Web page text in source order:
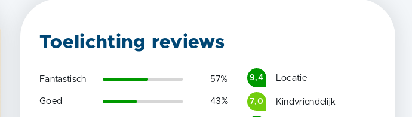
Toelichting reviews
Fantastisch 57%
Goed 43%
9,4 Locatie
7,0 Kindvriendelijk